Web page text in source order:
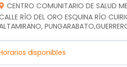
CENTRO COMUNITARIO DE SALUD
RÍO DEL ORO ESQUINA RÍO
disponibles